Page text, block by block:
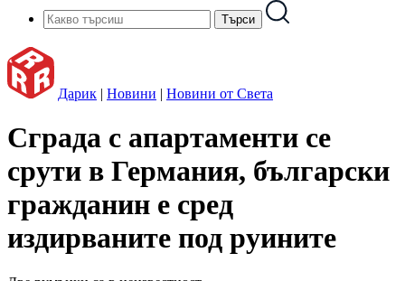
Дарик | Новини | Новини от Света
Сграда с апартаменти се
срути в Германия, български
гражданин е сред
издирваните под руините